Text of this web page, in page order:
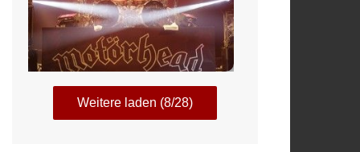
Weitere laden (8/28)